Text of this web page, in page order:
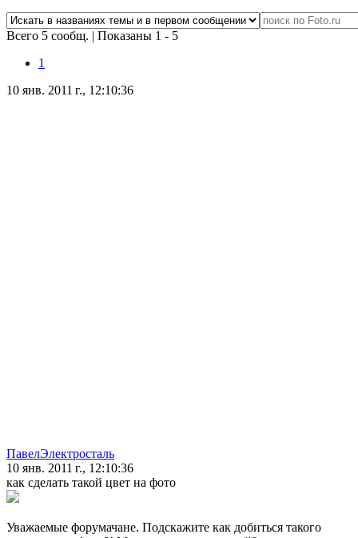
Всего 5 сообщ. | Показаны 1 - 5
1
10 янв. 2011 г., 12:10:36
ПавелЭлектросталь
10 янв. 2011 г., 12:10:36
как сделать такой цвет на фото
Уважаемые форумачане. Подскажите как добиться такого